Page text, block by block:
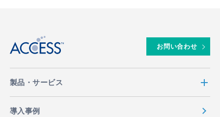
お問い合わせ
製品・サービス
導入事例